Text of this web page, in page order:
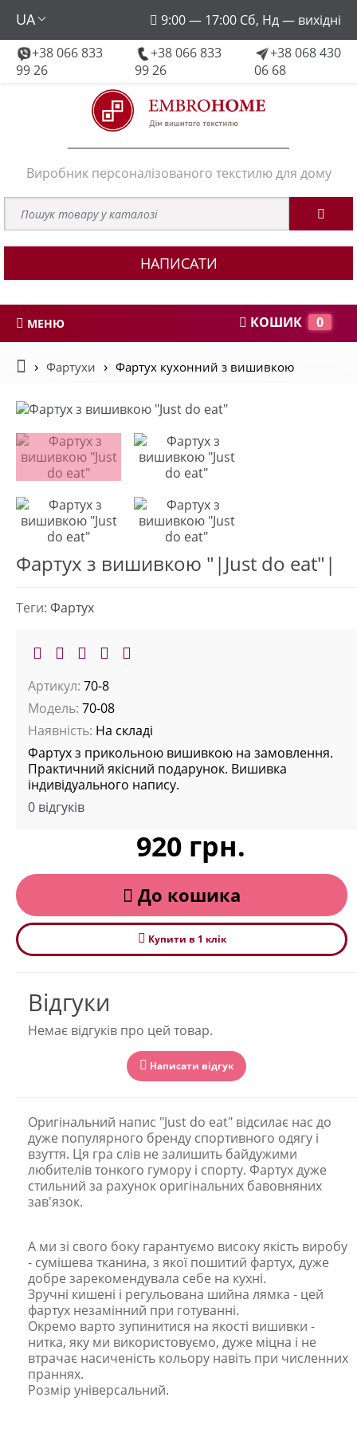
UA
9:00 — 17:00 Сб, Нд — вихідні
+38 066 833
99 26
+38 066 833
99 26
+38 068 430
06 68
embroforhome@gmail.com
Виробник персоналізованого текстилю для дому
НАПИСАТИ
МЕНЮ КОШИК 0
Фартухи Фартух кухонний з вишивкою
Фартух з вишивкою "|Just do eat"|
Теги: Фартух
Артикул: 70-8
Модель: 70-08
Наявність: На складі
Фартух з прикольною вишивкою на замовлення.
Практичний якісний подарунок. Вишивка
індивідуального напису.
0 відгуків
920 грн.
До кошика
Купити в 1 клiк
Відгуки
Немає відгуків про цей товар.
Написати відгук
Оригінальний напис "Just do eat" відсилає нас до
дуже популярного бренду спортивного одягу і
взуття. Ця гра слів не залишить байдужими
любителів тонкого гумору і спорту. Фартух дуже
стильний за рахунок оригінальних бавовняних
зав'язок.
А ми зі свого боку гарантуємо високу якість виробу
- сумішева тканина, з якої пошитий фартух, дуже
добре зарекомендувала себе на кухні.
Зручні кишені і регульована шийна лямка - цей
фартух незамінний при готуванні.
Окремо варто зупинитися на якості вишивки -
нитка, яку ми використовуємо, дуже міцна і не
втрачає насиченість кольору навіть при численних
праннях.
Розмір універсальний.